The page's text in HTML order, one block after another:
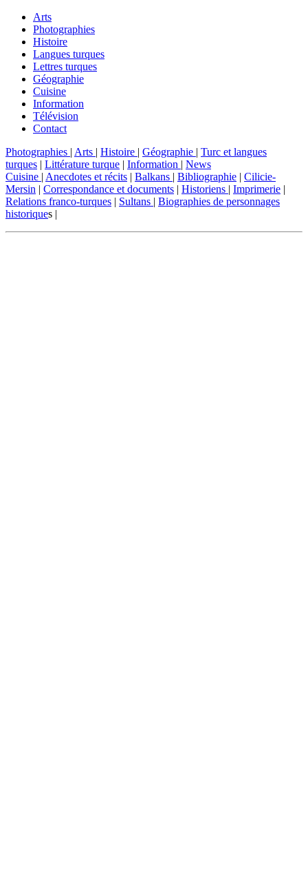
Arts
Photographies
Histoire
Langues turques
Lettres turques
Géographie
Cuisine
Information
Télévision
Contact
Photographies | Arts | Histoire | Géographie | Turc et langues
turques | Littérature turque | Information | News
Cuisine | Anecdotes et récits | Balkans | Bibliographie | Cilicie-
Mersin | Correspondance et documents | Historiens | Imprimerie |
Relations franco-turques | Sultans | Biographies de personnages
historiques |